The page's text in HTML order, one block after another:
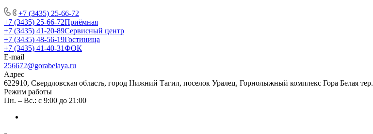
+7 (3435) 25-66-72
+7 (3435) 25-66-72Приёмная
+7 (3435) 41-20-89Сервисный центр
+7 (3435) 48-56-19Гостиница
+7 (3435) 41-40-31ФОК
E-mail
256672@gorabelaya.ru
Адрес
622910, Свердловская область, город Нижний Тагил, поселок Уралец, Горнолыжный комплекс Гора Белая тер.
Режим работы
Пн. – Вс.: с 9:00 до 21:00